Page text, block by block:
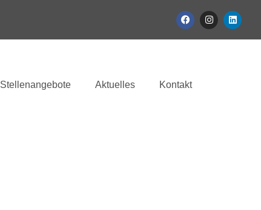
Stellenangebote Aktuelles Kontakt